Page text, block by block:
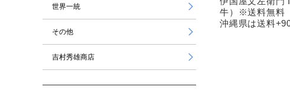
牛）※送料無料
沖縄県は送料
世界一統
その他
吉村秀雄商店